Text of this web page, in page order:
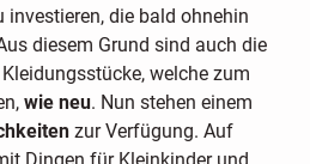
investieren, die bald ohnehin
diesem Grund sind auch die
welche zum
wie neu. Nun stehen einem
zur Verfügung. Auf